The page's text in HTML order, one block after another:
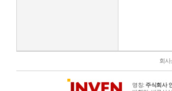
회사
명칭: 주식회사